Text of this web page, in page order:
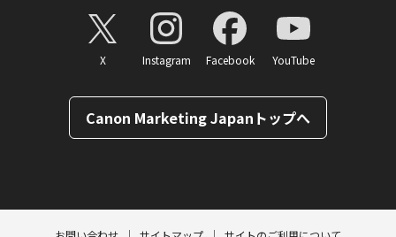
X Instagram Facebook YouTube
Canon Marketing Japanトップへ